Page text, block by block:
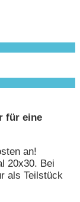
für eine
an!
20x30. Bei
als Teilstück